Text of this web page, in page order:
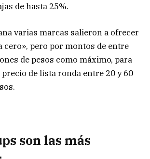
de hasta 25%.
varias marcas salieron a ofrecer
cero», pero por montos de entre
de pesos como máximo, para
de lista ronda entre 20 y 60
son las más